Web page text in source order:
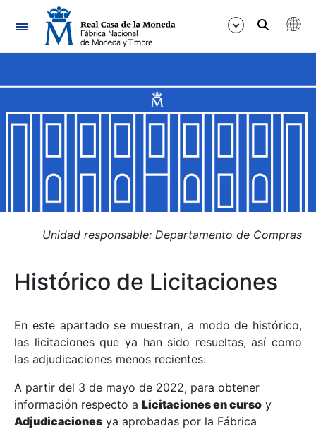
Navegación
Mostrar/Ocultar
Mostrar/Ocultar
Mostrar/Ocultar
Mostrar/Ocultar
Mostrar/Ocultar
Mostrar/Ocultar
Unidad responsable: Departamento de Compras
Histórico de Licitaciones
En este apartado se muestran, a modo de histórico,
las licitaciones que ya han sido resueltas, así como
las adjudicaciones menos recientes:
A partir del 3 de mayo de 2022, para obtener
información respecto a Licitaciones en curso y
Adjudicaciones ya aprobadas por la Fábrica